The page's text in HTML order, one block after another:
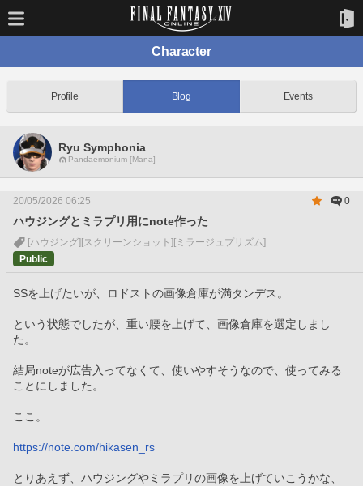
Character
Profile Blog Events
Ryu Symphonia
Pandaemonium [Mana]
20/05/2026 06:25 0
ハウジングとミラプリ用にnote作った
[ハウジング] [スクリーンショット] [ミラージュプリズム]
Public
SSを上げたいが、ロドストの画像倉庫が満タンデス。
という状態でしたが、重い腰を上げて、画像倉庫を選定しまし
た。
結局noteが広告入ってなくて、使いやすそうなので、使ってみる
ことにしました。
ここ。
https://note.com/hikasen_rs
とりあえず、ハウジングやミラプリの画像を上げていこうかな、